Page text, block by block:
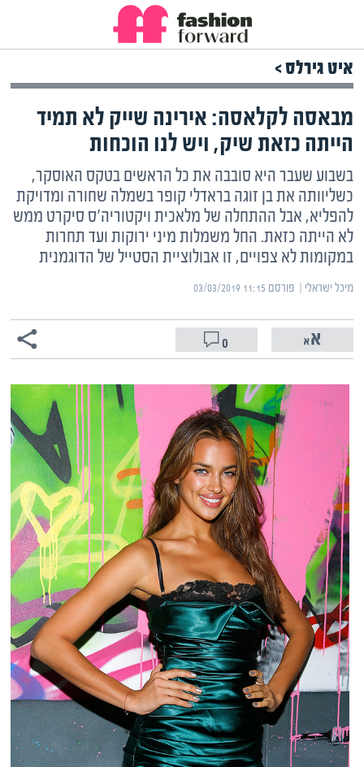
איט גירלס >
מבאסה לקלאסה: אירינה שייק לא תמיד
הייתה כזאת שיק, ויש לנו הוכחות
בשבוע שעבר היא סובבה את כל הראשים בטקס האוסקר,
כשליוותה את בן זוגה בראדלי קופר בשמלה שחורה ומדויקת
להפליא, אבל ההתחלה של מלאכית ויקטוריה'ס סיקרט ממש
לא הייתה כזאת. החל משמלות מיני ירוקות ועד תחרות
במקומות לא צפויים, זו אבולוציית הסטייל של הדוגמנית
מיכל ישראלי | ‏פורסם ‎03/03/2019 11:15
0